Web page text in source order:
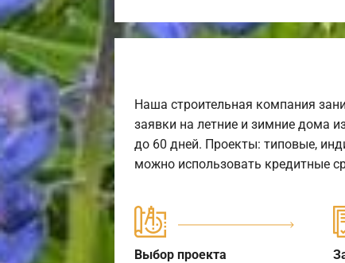
Наша строительная компания
заявки на летние и зимние дома
до 60 дней. Проекты: типовые,
можно использовать кредитные
Выбор проекта